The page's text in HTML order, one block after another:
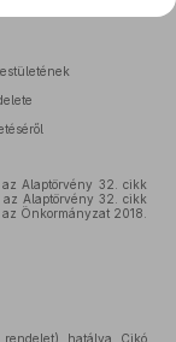
Alaptörvény 32. cikk
Alaptörvény 32. cikk
Önkormányzat 2018.
hatálya Cikó